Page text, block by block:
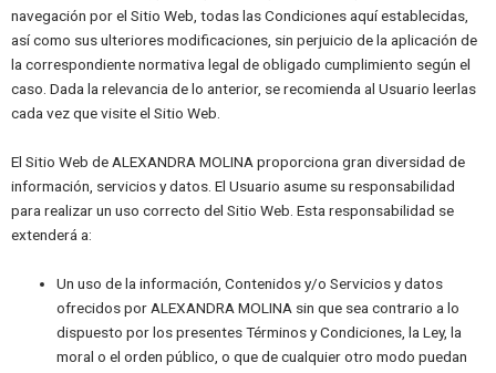
navegación por el Sitio Web, todas las Condiciones aquí establecidas,
así como sus ulteriores modificaciones, sin perjuicio de la aplicación de
la correspondiente normativa legal de obligado cumplimiento según el
caso. Dada la relevancia de lo anterior, se recomienda al Usuario leerlas
cada vez que visite el Sitio Web.
El Sitio Web de ALEXANDRA MOLINA proporciona gran diversidad de
información, servicios y datos. El Usuario asume su responsabilidad
para realizar un uso correcto del Sitio Web. Esta responsabilidad se
extenderá a:
Un uso de la información, Contenidos y/o Servicios y datos
ofrecidos por ALEXANDRA MOLINA sin que sea contrario a lo
dispuesto por los presentes Términos y Condiciones, la Ley, la
moral o el orden público, o que de cualquier otro modo puedan